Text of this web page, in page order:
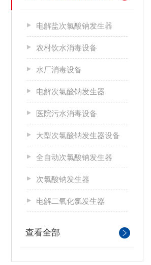
电解盐次氯酸钠发生器
农村饮水消毒设备
水厂消毒设备
电解次氯酸钠发生器
医院污水消毒设备
大型次氯酸钠发生器设备
全自动次氯酸钠发生器
次氯酸钠发生器
电解二氧化氯发生器
查看全部